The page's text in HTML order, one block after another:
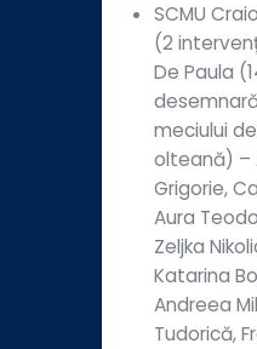
SCMU
(2
De Paula
meciului
olteană) –
Grigorie,
Aura
Zeljka
Katarina
Andreea
Tudorică,